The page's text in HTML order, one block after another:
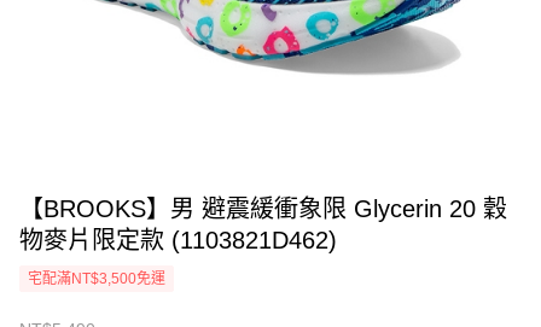
【BROOKS】男 避震緩衝象限 Glycerin 20 穀
物麥片限定款 (1103821D462)
宅配滿NT$3,500免運